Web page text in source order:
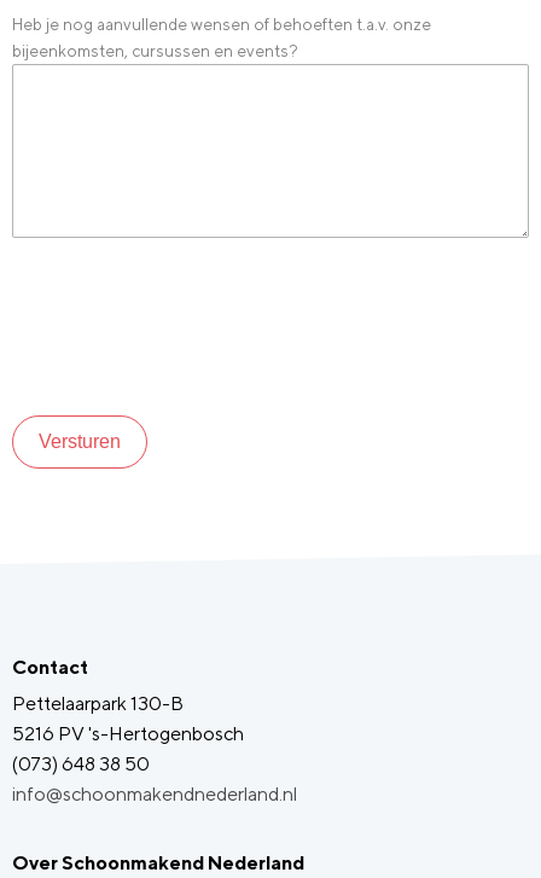
Heb je nog aanvullende wensen of behoeften t.a.v. onze
bijeenkomsten, cursussen en events?
Versturen
Contact
Pettelaarpark 130-B
5216 PV 's-Hertogenbosch
(073) 648 38 50
info@schoonmakendnederland.nl
Over Schoonmakend Nederland